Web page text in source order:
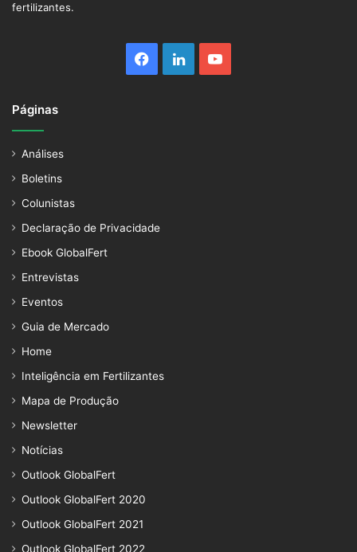
fertilizantes.
Facebook
LinkedinYouTube
Páginas
Análises
Boletins
Colunistas
Declaração de Privacidade
Ebook GlobalFert
Entrevistas
Eventos
Guia de Mercado
Home
Inteligência em Fertilizantes
Mapa de Produção
Newsletter
Notícias
Outlook GlobalFert
Outlook GlobalFert 2020
Outlook GlobalFert 2021
Outlook GlobalFert 2022